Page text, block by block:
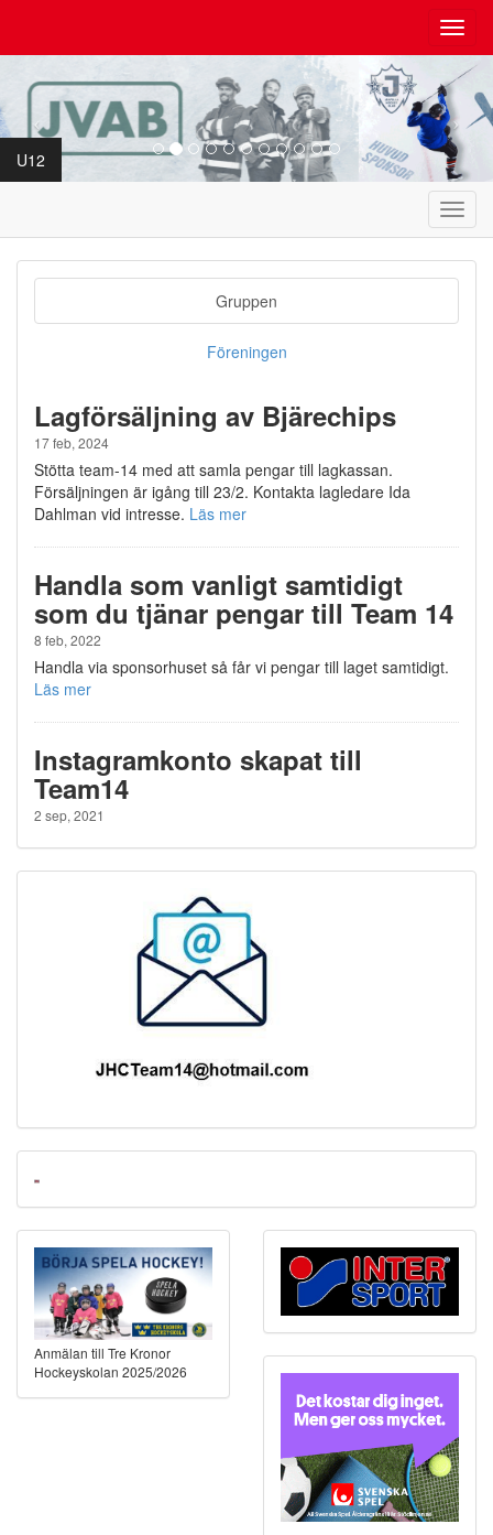
U12
Gruppen
Föreningen
Lagförsäljning av Bjärechips
17 feb, 2024
Stötta team-14 med att samla pengar till lagkassan.
Försäljningen är igång till 23/2. Kontakta lagledare Ida
Dahlman vid intresse. Läs mer
Handla som vanligt samtidigt
som du tjänar pengar till Team 14
8 feb, 2022
Handla via sponsorhuset så får vi pengar till laget samtidigt.
Läs mer
Instagramkonto skapat till
Team14
2 sep, 2021
Anmälan till Tre Kronor
Hockeyskolan 2025/2026